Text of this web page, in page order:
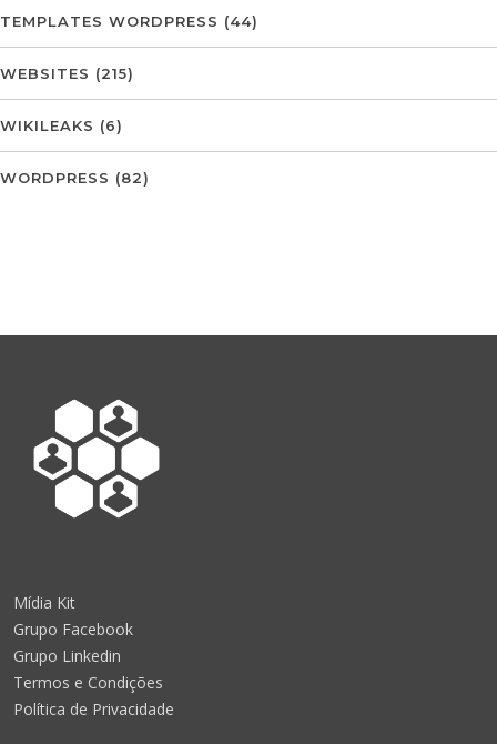
TEMPLATES WORDPRESS (44)
WEBSITES (215)
WIKILEAKS (6)
WORDPRESS (82)
Mídia Kit
Grupo Facebook
Grupo Linkedin
Termos e Condições
Política de Privacidade